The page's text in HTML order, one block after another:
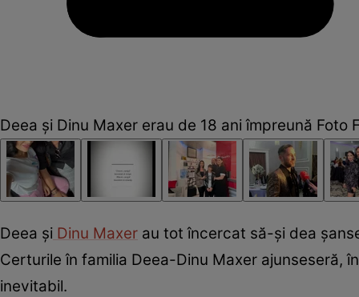
Deea și Dinu Maxer erau de 18 ani împreună Foto
Deea și Dinu Maxer au tot încercat să-și dea
Certurile în familia Deea-Dinu Maxer ajunseseră,
inevitabil.